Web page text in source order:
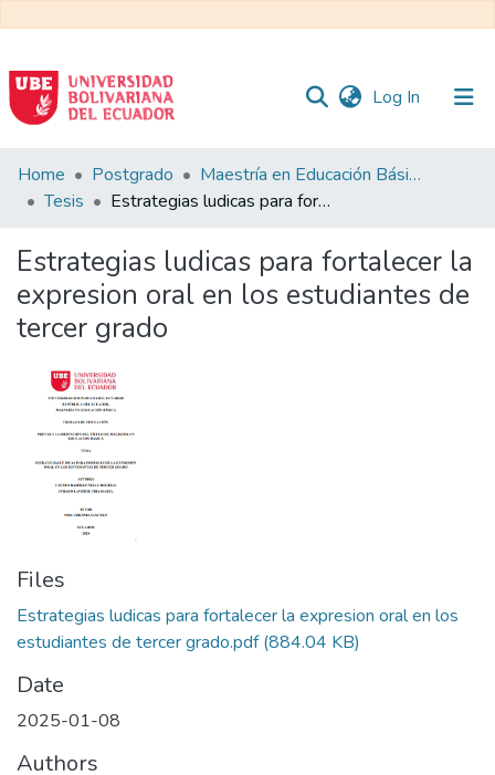
Log In (current)
Communities
&
All of DSpace
Statistics
Home Postgrado
Maestría en Educación Básica
Tesis
Estrategias ludicas para fortalecer la expresion oral en los estudiantes de tercer grado
Estrategias ludicas para fortalecer la
expresion oral en los estudiantes de
tercer grado
Files
Estrategias ludicas para fortalecer la expresion oral en los
estudiantes de tercer grado.pdf(884.04 KB)
Date
2025-01-08
Authors